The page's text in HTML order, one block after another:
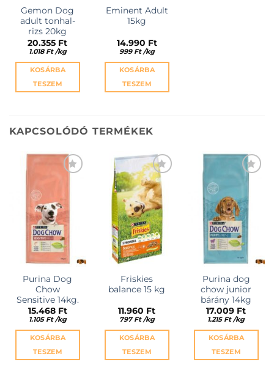
Gemon Dog
adult tonhal-
rizs 20kg
20.355 Ft
1.018 Ft /kg
KOSÁRBA
TESZEM
Eminent Adult
15kg
14.990 Ft
999 Ft /kg
KOSÁRBA
TESZEM
KAPCSOLÓDÓ TERMÉKEK
KEDVENCEKHEZ
Purina Dog
Chow
Sensitive 14kg.
15.468 Ft
1.105 Ft /kg
KOSÁRBA
TESZEM
KEDVENCEKHEZ
Friskies
balance 15 kg
11.960 Ft
797Ft /kg
KOSÁRBA
TESZEM
KEDVENCEKHEZ
Purina dog
chow junior
bárány 14kg
17.009 Ft
1.215 Ft /kg
KOSÁRBA
TESZEM